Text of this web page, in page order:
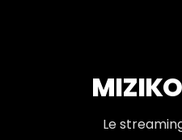
Le